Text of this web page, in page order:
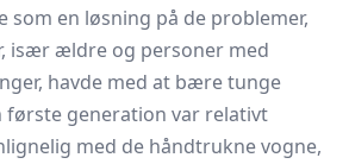
som en løsning på de problemer,
især ældre og personer med
havde med at bære tunge
første generation var relativt
med de håndtrukne vogne,